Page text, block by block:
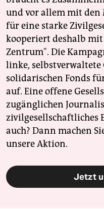
und vor allem mit den
für eine starke
kooperiert deshalb
Zentrum". Die
linke,
solidarischen Fonds
auf. Eine offene
zugänglichen
zivilgesellschaftliches
auch? Dann machen
unsere Aktion.
Jetzt